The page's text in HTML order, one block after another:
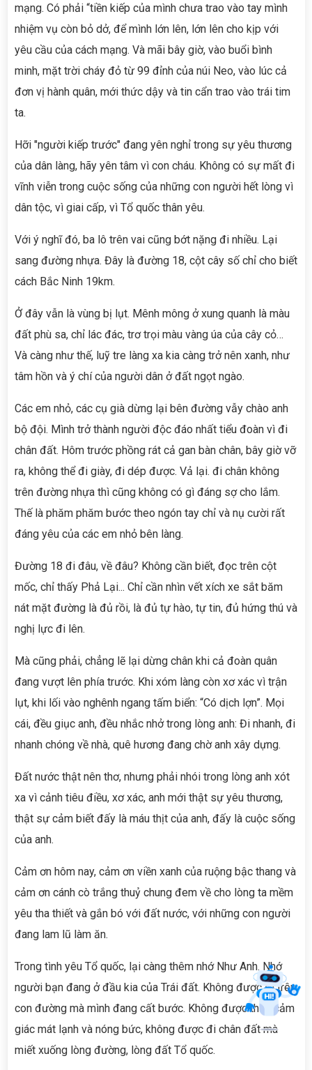
mạng. Có phải “tiền kiếp của mình chưa trao vào tay mình
nhiệm vụ còn bỏ dở, để mình lớn lên, lớn lên cho kịp với
yêu cầu của cách mạng. Và mãi bây giờ, vào buổi bình
minh, mặt trời cháy đỏ từ 99 đỉnh của núi Neo, vào lúc cả
đơn vị hành quân, mới thức dậy và tin cẩn trao vào trái tim
ta.
Hỡi "người kiếp trước" đang yên nghỉ trong sự yêu thương
của dân làng, hãy yên tâm vì con cháu. Không có sự mất đi
vĩnh viễn trong cuộc sống của những con người hết lòng vì
dân tộc, vì giai cấp, vì Tổ quốc thân yêu.
Với ý nghĩ đó, ba lô trên vai cũng bớt nặng đi nhiều. Lại
sang đường nhựa. Đây là đường 18, cột cây số chỉ cho biết
cách Bắc Ninh 19km.
Ở đây vẫn là vùng bị lụt. Mênh mông ở xung quanh là màu
đất phù sa, chỉ lác đác, trơ trọi màu vàng úa của cây cỏ…
Và càng như thế, luỹ tre làng xa kia càng trở nên xanh, như
tâm hồn và ý chí của người dân ở đất ngọt ngào.
Các em nhỏ, các cụ già dừng lại bên đường vẫy chào anh
bộ đội. Mình trở thành người độc đáo nhất tiểu đoàn vì đi
chân đất. Hôm trước phồng rát cả gan bàn chân, bây giờ vỡ
ra, không thể đi giày, đi dép được. Vả lại. đi chân không
trên đường nhựa thì cũng không có gì đáng sợ cho lắm.
Thế là phăm phăm bước theo ngón tay chỉ và nụ cười rất
đáng yêu của các em nhỏ bên làng.
Đường 18 đi đâu, về đâu? Không cần biết, đọc trên cột
mốc, chỉ thấy Phả Lại... Chỉ cần nhìn vết xích xe sắt băm
nát mặt đường là đủ rồi, là đủ tự hào, tự tin, đủ hứng thú và
nghị lực đi lên.
Mà cũng phải, chẳng lẽ lại dừng chân khi cả đoàn quân
đang vượt lên phía trước. Khi xóm làng còn xơ xác vì trận
lụt, khi lối vào nghênh ngang tấm biển: “Có dịch lợn”. Mọi
cái, đều giục anh, đều nhắc nhở trong lòng anh: Đi nhanh, đi
nhanh chóng về nhà, quê hương đang chờ anh xây dựng.
Đất nước thật nên thơ, nhưng phải nhói trong lòng anh xót
xa vì cảnh tiêu điều, xơ xác, anh mới thật sự yêu thương,
thật sự cảm biết đấy là máu thịt của anh, đấy là cuộc sống
của anh.
Cảm ơn hôm nay, cảm ơn viền xanh của ruộng bậc thang và
cảm ơn cánh cò trắng thuỷ chung đem về cho lòng ta mềm
yêu tha thiết và gắn bó với đất nước, với những con người
đang lam lũ làm ăn.
Trong tình yêu Tổ quốc, lại càng thêm nhớ Như Anh. Nhớ
người bạn đang ở đầu kia của Trái đất. Không được đi trên
con đường mà mình đang cất bước. Không được thấy cảm
giác mát lạnh và nóng bức, không được đi chân đất mà
miết xuống lòng đường, lòng đất Tổ quốc.
Xin chào! Tôi là trợ lý ảo, sẵn sàng hỗ trợ bạn
tìm kiếm các bài viết về văn học. Hãy nhập từ
khóa mà bạn quan tâm, tôi sẽ giúp bạn ngay